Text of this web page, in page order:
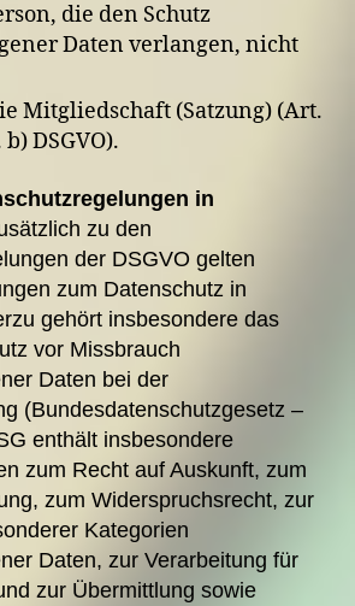
die den Schutz
Daten verlangen, nicht
Mitgliedschaft (Satzung) (Art.
DSGVO).
in
zu den
der DSGVO gelten
zum Datenschutz in
gehört insbesondere das
vor Missbrauch
Daten bei der
(Bundesdatenschutzgesetz –
enthält insbesondere
zum Recht auf Auskunft, zum
zum Widerspruchsrecht, zur
Kategorien
Daten, zur Verarbeitung für
zur Übermittlung sowie